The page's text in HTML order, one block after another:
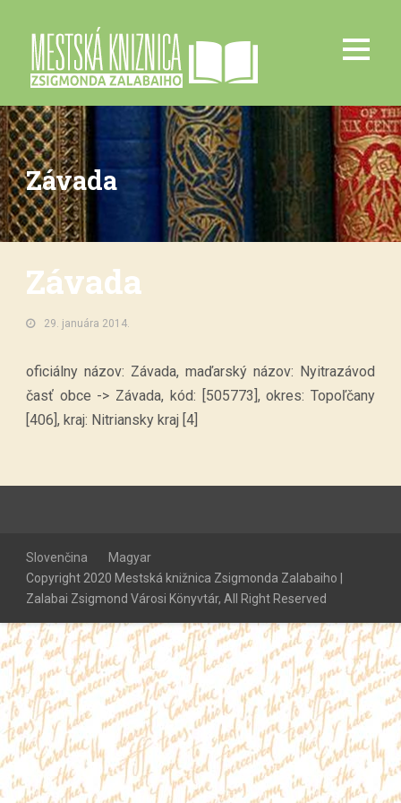
Závada
Závada
29. januára 2014.
oficiálny názov: Závada, maďarský názov: Nyitrazávod
časť obce -> Závada, kód: [505773], okres: Topoľčany
[406], kraj: Nitriansky kraj [4]
Slovenčina
Magyar
Copyright 2020 Mestská knižnica Zsigmonda Zalabaiho |
Zalabai Zsigmond Városi Könyvtár, All Right Reserved